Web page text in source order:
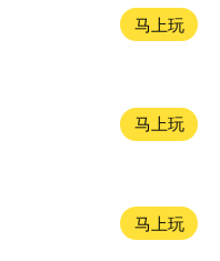
马上玩
马上玩
马上玩